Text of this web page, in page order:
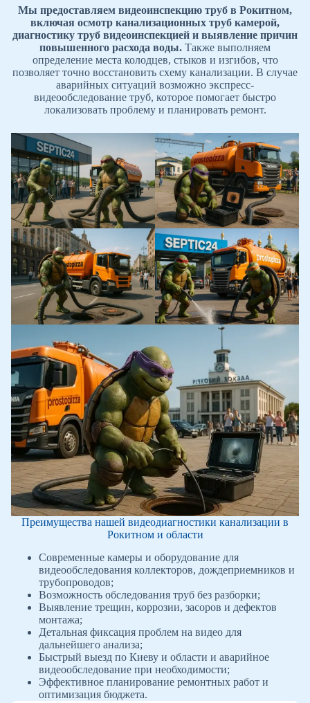
Мы предоставляем видеоинспекцию труб в Рокитном,
включая осмотр канализационных труб камерой,
диагностику труб видеоинспекцией и выявление причин
повышенного расхода воды. Также выполняем
определение места колодцев, стыков и изгибов, что
позволяет точно восстановить схему канализации. В случае
аварийных ситуаций возможно экспресс-
видеообследование труб, которое помогает быстро
локализовать проблему и планировать ремонт.
Преимущества нашей видеодиагностики канализации в
Рокитном и области
Современные камеры и оборудование для
видеообследования коллекторов, дождеприемников и
трубопроводов;
Возможность обследования труб без разборки;
Выявление трещин, коррозии, засоров и дефектов
монтажа;
Детальная фиксация проблем на видео для
дальнейшего анализа;
Быстрый выезд по Киеву и области и аварийное
видеообследование при необходимости;
Эффективное планирование ремонтных работ и
оптимизация бюджета.